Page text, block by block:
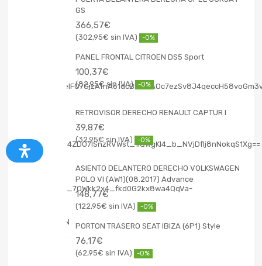
GS
366,57€
302,95€ -0%
PANEL FRONTAL CITROEN DS5 Sport
100,37€
82,95€ -0%
RETROVISOR DERECHO RENAULT CAPTUR I
39,87€
32,95€ -0%
ASIENTO DELANTERO DERECHO VOLKSWAGEN
POLO VI (AW1)(08.2017) Advance
148,77€
122,95€ -0%
PORTON TRASERO SEAT IBIZA (6P1) Style
76,17€
62,95€ -0%